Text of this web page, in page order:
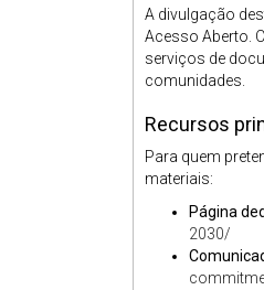
A divulgação
Acesso Aberto.
serviços de
comunidades.
Recursos
Para quem
materiais:
Página
2030/